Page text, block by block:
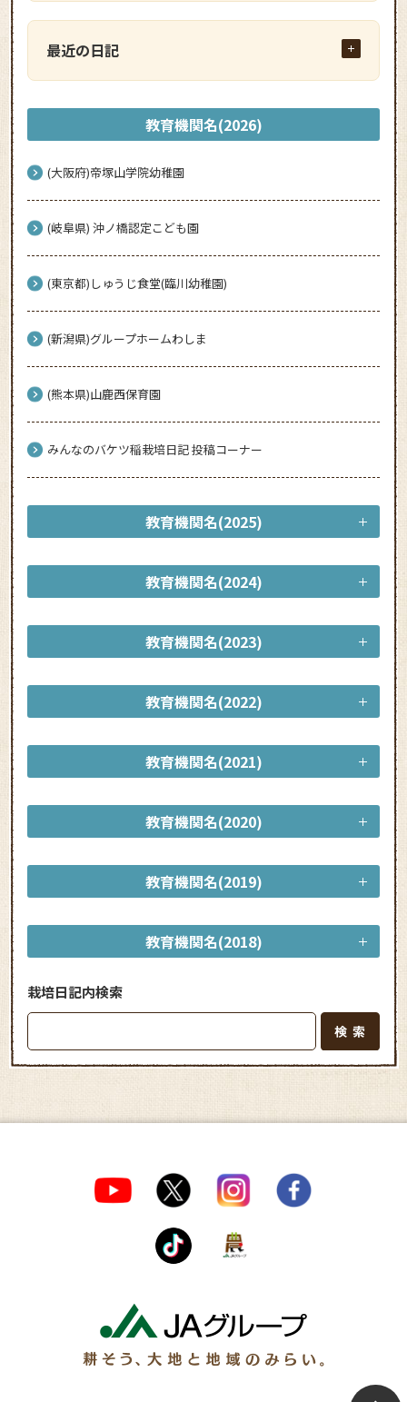
最近の日記
教育機関名(2026)
(大阪府)帝塚山学院幼稚園
(岐阜県) 沖ノ橋認定こども園
(東京都)しゅうじ食堂(臨川幼稚園)
(新潟県)グループホームわしま
(熊本県)山鹿西保育園
みんなのバケツ稲栽培日記 投稿コーナー
教育機関名(2025)
教育機関名(2024)
教育機関名(2023)
教育機関名(2022)
教育機関名(2021)
教育機関名(2020)
教育機関名(2019)
教育機関名(2018)
栽培日記内検索